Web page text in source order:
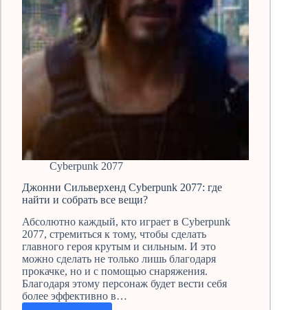
Cyberpunk 2077
Джонни Сильверхенд Cyberpunk 2077: где
найти и собрать все вещи?
Абсолютно каждый, кто играет в Cyberpunk
2077, стремиться к тому, чтобы сделать
главного героя крутым и сильным. И это
можно сделать не только лишь благодаря
прокачке, но и с помощью снаряжения.
Благодаря этому персонаж будет вести себя
более эффективно в…